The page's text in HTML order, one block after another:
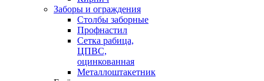
Заборы и ограждения
Столбы заборные
Профнастил
Сетка рабица,
ЦПВС,
оцинкованная
Металлоштакетник